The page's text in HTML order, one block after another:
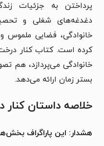
پرداختن به جزئیات
دغدغه‌های شغلی و
خانوادگی، فضایی ملموس
کرده است. کتاب کنار
خانوادگی می‌پردازد، هم
بستر زمان ارائه می‌دهد.
خلاصه داستان کنار
هشدار: این پاراگراف